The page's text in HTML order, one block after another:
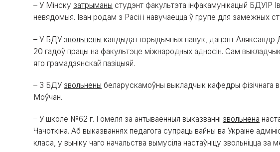
– У Мінску затрыманы студэнт факультэта інфакамунікацый БДУІР
невядомыя. Іван родам з Расіі і навучаецца ў групе для замежных
– У БДУ звольнены кандыдат юрыдычных навук, дацэнт Аляксандр
20 гадоў працы на факультэце міжнародных адносін. Сам
яго грамадзянскай пазіцыяй.
– З БДУ звольнены беларускамоўны выкладчык кафедры фізічнага
Моўчан.
– У школе №62 г. Гомеля за антываенныя выказванні звольнена
Чачоткіна. Аб выказваннях педагога супраць вайны ва Украіне
класа, у выніку чаго начальства вымусіла настаўніцу звольніцца за